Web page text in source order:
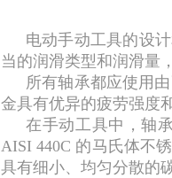
电动手动工具的设
当的润滑类型和润滑量
所有轴承都应使用
金具有优异的疲劳强度
在手动工具中，轴
AISI 440C 的马氏体不
具有细小、均匀分散的